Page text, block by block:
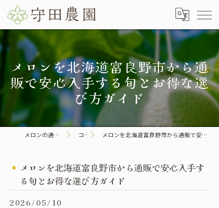
メロンを北海道富良野市から通
販で安心入手する旬とお得な選
び方ガイド
メロンの通販なら守田農園 コラム メロンを北海道富良野市から通販で安心入手する旬とお得な選び方ガイド
メロンを北海道富良野市から通販で安心入手す
る旬とお得な選び方ガイド
2026/05/10